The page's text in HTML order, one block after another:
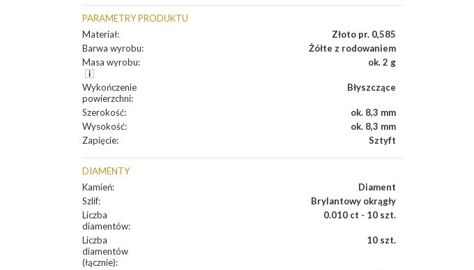
PARAMETRY PRODUKTU
Materiał:
Złoto pr. 0,585
Barwa wyrobu:
Żółte z rodowaniem
Masa wyrobu: ok. 2 g
Wykończenie
powierzchni:
Błyszczące
Szerokość:
ok. 8,3 mm
Wysokość:
ok. 8,3 mm
Zapięcie: Sztyft
DIAMENTY
Kamień:
Diament
Szlif:
Brylantowy okrągły
Liczba
diamentów:
0.010 ct - 10 szt.
Liczba
diamentów
(łącznie):
10 szt.